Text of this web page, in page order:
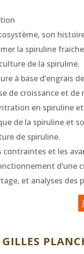
son
la spiruline
de la spiruline.
à base d’engrais
de croissance et
en spiruline
de la spiruline et
de spiruline.
contraintes et les
d’une
et analyses des